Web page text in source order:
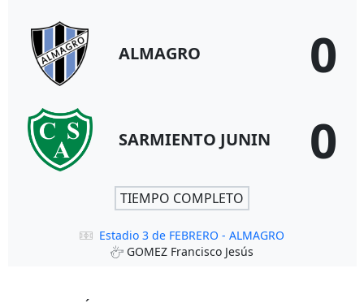
ALMAGRO 0
SARMIENTO JUNIN 0
TIEMPO COMPLETO
Estadio 3 de FEBRERO - ALMAGRO
GOMEZ Francisco Jesús